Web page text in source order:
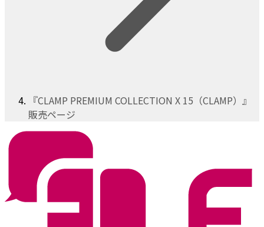
『CLAMP PREMIUM COLLECTION X 15（CLAMP）』
販売ページ